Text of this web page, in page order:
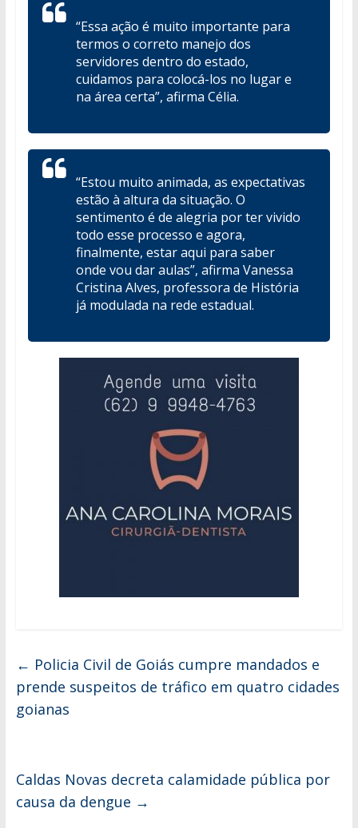
“Essa ação é muito importante para
termos o correto manejo dos
servidores dentro do estado,
cuidamos para colocá-los no lugar e
na área certa”, afirma Célia.
“Estou muito animada, as expectativas
estão à altura da situação. O
sentimento é de alegria por ter vivido
todo esse processo e agora,
finalmente, estar aqui para saber
onde vou dar aulas”, afirma Vanessa
Cristina Alves, professora de História
já modulada na rede estadual.
← Policia Civil de Goiás cumpre mandados e
prende suspeitos de tráfico em quatro cidades
goianas
Caldas Novas decreta calamidade pública por
causa da dengue →